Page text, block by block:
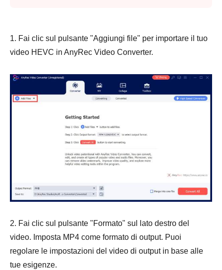
1. Fai clic sul pulsante "Aggiungi file" per importare il tuo
video HEVC in AnyRec Video Converter.
2. Fai clic sul pulsante "Formato" sul lato destro del
video. Imposta MP4 come formato di output. Puoi
regolare le impostazioni del video di output in base alle
tue esigenze.